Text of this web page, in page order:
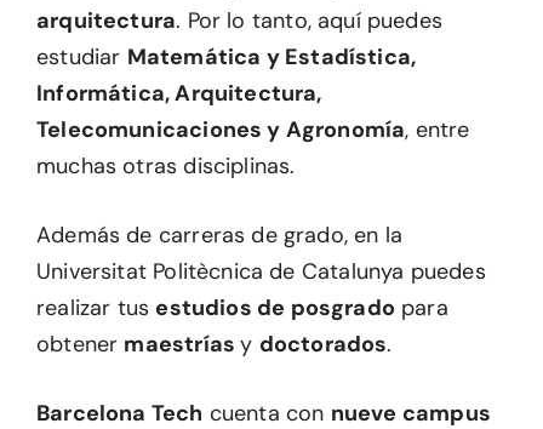
arquitectura. Por lo tanto, aquí puedes
estudiar Matemática y Estadística,
Informática, Arquitectura,
Telecomunicaciones y Agronomía, entre
muchas otras disciplinas.
Además de carreras de grado, en la
Universitat Politècnica de Catalunya puedes
realizar tus estudios de posgrado para
obtener maestríasy doctorados.
Barcelona Tech cuenta con nueve campus